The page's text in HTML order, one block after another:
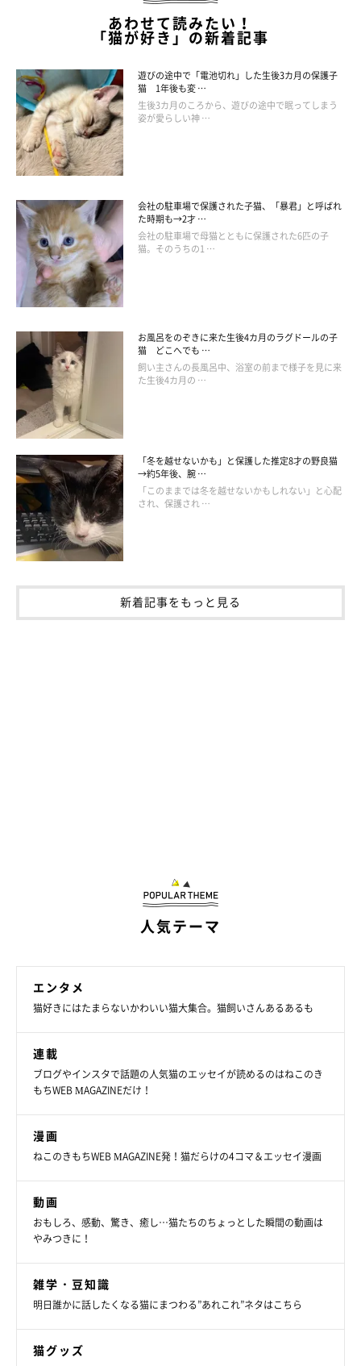
柄が様々で部屋に合わせて使えるのがいいですよね。我が家では
みんなこの鍋型の爪とぎが大好きなので、必ず１匹につき１個置
くようにしています。
ですが、鍋型以外にも可愛い爪とぎを見つけるとついつい購入し
てしまっています（笑）
鍋型爪とぎを買い替える時にはいつも「今回はこの柄にしてみよ
うかな」と、選んでいて楽しいです！小さいサイズもあり、猫ち
ゃんのサイズに合わせて選べるのも嬉しいです。
壁に立てかけるだけなのに、何だかおしゃれ！?
壁に立てかけるだけなのに、木目調の爪とぎが映えるので、我が
家ではインテリア感覚で立てかけています。形がかわいいベッド
型の爪とぎも木目調柄。
ナチュラルテイストや、北欧テイストのようなお部屋が好きな方
にはキュンとする商品かもしれませんね。
あわせて読みたい！
「猫が好き」の新着記事
遊びの途中で「電池切れ」した生後3カ月の保護子
猫 1年後も変 …
生後3カ月のころから、遊びの途中で眠ってしまう
姿が愛らしい神 …
会社の駐車場で保護された子猫、「暴君」と呼ばれ
た時期も→2才 …
会社の駐車場で母猫とともに保護された6匹の子
猫。そのうちの1 …
お風呂をのぞきに来た生後4カ月のラグドールの子
猫 どこへでも …
飼い主さんの長風呂中、浴室の前まで様子を見に来
た生後4カ月の …
「冬を越せないかも」と保護した推定8才の野良猫
→約5年後、腕 …
「このままでは冬を越せないかもしれない」と心配
され、保護され …
新着記事をもっと見る
人気テーマ
エンタメ
猫好きにはたまらないかわいい猫大集合。猫飼いさんあるあるも
連載
ブログやインスタで話題の人気猫のエッセイが読めるのはねこのき
もちWEB MAGAZINEだけ！
漫画
ねこのきもちWEB MAGAZINE発！猫だらけの4コマ＆エッセイ漫画
動画
おもしろ、感動、驚き、癒し…猫たちのちょっとした瞬間の動画は
やみつきに！
雑学・豆知識
明日誰かに話したくなる猫にまつわる”あれこれ”ネタはこちら
猫グッズ